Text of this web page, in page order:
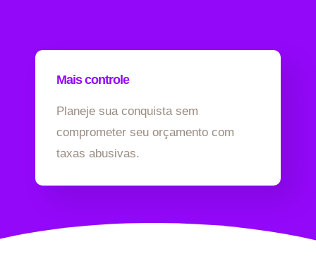
Mais controle
Planeje sua conquista sem
comprometer seu orçamento com
taxas abusivas.